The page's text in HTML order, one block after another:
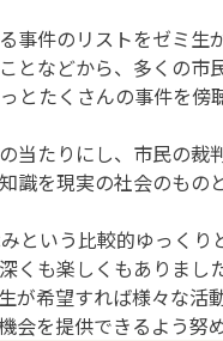
件のリストをゼミ
となどから、多くの
たくさんの事件を
たりにし、市民の
を現実の社会のも
という比較的ゆっく
くも楽しくもありまし
希望すれば様々な
会を提供できるよう努